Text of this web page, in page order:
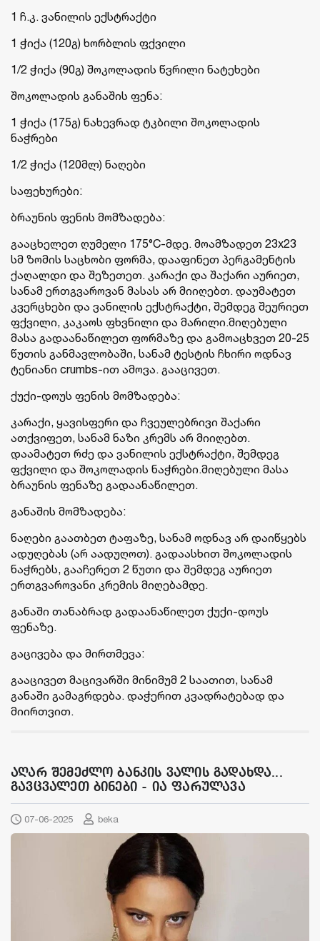
1 ჩ.კ. ვანილის ექსტრაქტი
1 ჭიქა (120გ) ხორბლის ფქვილი
1/2 ჭიქა (90გ) შოკოლადის წვრილი ნატეხები
შოკოლადის განაშის ფენა:
1 ჭიქა (175გ) ნახევრად ტკბილი შოკოლადის
ნაჭრები
1/2 ჭიქა (120მლ) ნაღები
საფეხურები:
ბრაუნის ფენის მომზადება:
გააცხელეთ ღუმელი 175°C-მდე. მოამზადეთ 23x23
სმ ზომის საცხობი ფორმა, დააფინეთ პერგამენტის
ქაღალდი და შეზეთეთ. კარაქი და შაქარი აურიეთ,
სანამ ერთგვაროვან მასას არ მიიღებთ. დაუმატეთ
კვერცხები და ვანილის ექსტრაქტი, შემდეგ შეურიეთ
ფქვილი, კაკაოს ფხვნილი და მარილი.მიღებული
მასა გადაანაწილეთ ფორმაზე და გამოაცხვეთ 20-25
წუთის განმავლობაში, სანამ ტესტის ჩხირი ოდნავ
ტენიანი crumbs-ით ამოვა. გააცივეთ.
ქუქი-დოუს ფენის მომზადება:
კარაქი, ყავისფერი და ჩვეულებრივი შაქარი
ათქვიფეთ, სანამ ნაზი კრემს არ მიიღებთ.
დაამატეთ რძე და ვანილის ექსტრაქტი, შემდეგ
ფქვილი და შოკოლადის ნაჭრები.მიღებული მასა
ბრაუნის ფენაზე გადაანაწილეთ.
განაშის მომზადება:
ნაღები გაათბეთ ტაფაზე, სანამ ოდნავ არ დაიწყებს
ადუღებას (არ აადუღოთ). გადაასხით შოკოლადის
ნაჭრებს, გააჩერეთ 2 წუთი და შემდეგ აურიეთ
ერთგვაროვანი კრემის მიღებამდე.
განაში თანაბრად გადაანაწილეთ ქუქი-დოუს
ფენაზე.
გაცივება და მირთმევა:
გააცივეთ მაცივარში მინიმუმ 2 საათით, სანამ
განაში გამაგრდება. დაჭერით კვადრატებად და
მიირთვით.
აღარ შემეძლო ბანკის ვალის გადახდა...
გავცვალეთ ბინები - ია ფარულავა
07-06-2025 beka